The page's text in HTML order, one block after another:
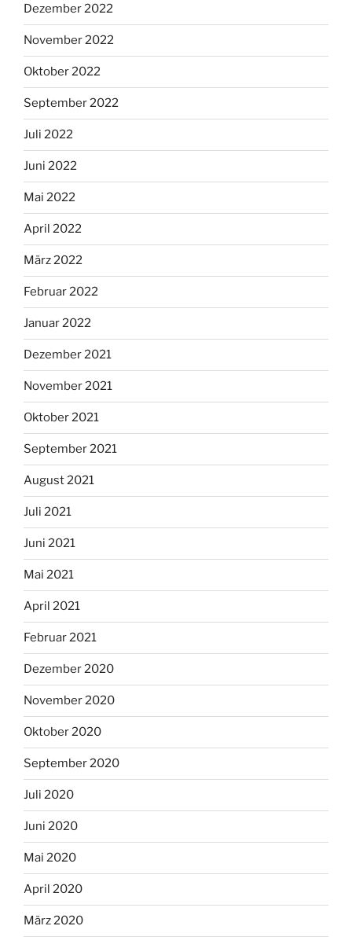
Dezember 2022
November 2022
Oktober 2022
September 2022
Juli 2022
Juni 2022
Mai 2022
April 2022
März 2022
Februar 2022
Januar 2022
Dezember 2021
November 2021
Oktober 2021
September 2021
August 2021
Juli 2021
Juni 2021
Mai 2021
April 2021
Februar 2021
Dezember 2020
November 2020
Oktober 2020
September 2020
Juli 2020
Juni 2020
Mai 2020
April 2020
März 2020